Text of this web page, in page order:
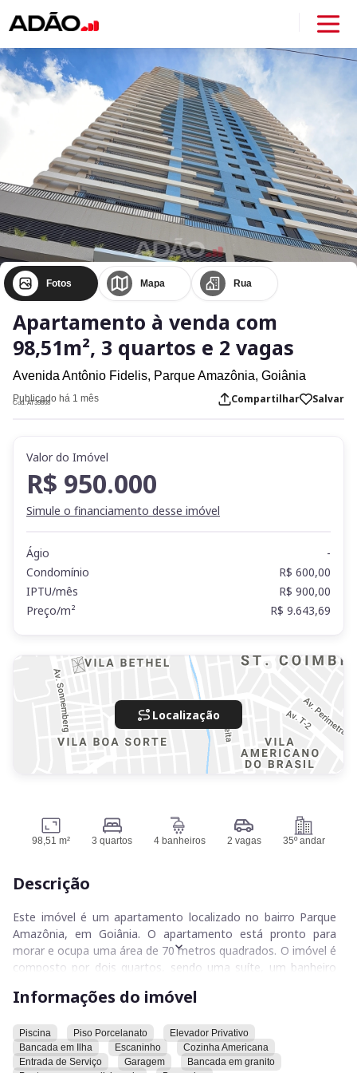
Fotos Mapa Rua
Apartamento à venda com
98,51m², 3 quartos e 2 vagas
Avenida Antônio Fidelis, Parque Amazônia, Goiânia
Publicado há 1 mês
Cod. AT39868 Compartilhar Salvar
Valor do Imóvel
R$ 950.000
Simule o financiamento desse imóvel
Ágio
-
Condomínio
R$ 600,00
IPTU/mês
R$ 900,00
Preço/m²
R$ 9.643,69
Localização
98,51 m² 3 quartos 4 banheiros 2 vagas 35º andar
Descrição
Este imóvel é um apartamento localizado no bairro Parque
Amazônia, em Goiânia. O apartamento está pronto para
morar e ocupa uma área de 70 metros quadrados. O imóvel é
composto por dois quartos, sendo uma suíte, um banheiro
O apartamento está no terceiro andar de um prédio que
O prédio onde o apartamento está situado conta com uma
vaga de garagem por apartamento. O condomínio oferece
Informações do imóvel
Piscina Piso Porcelanato
Elevador Privativo
Bancada em Ilha
Escaninho
Cozinha Americana
Entrada de Serviço
Garagem
Bancada em granito